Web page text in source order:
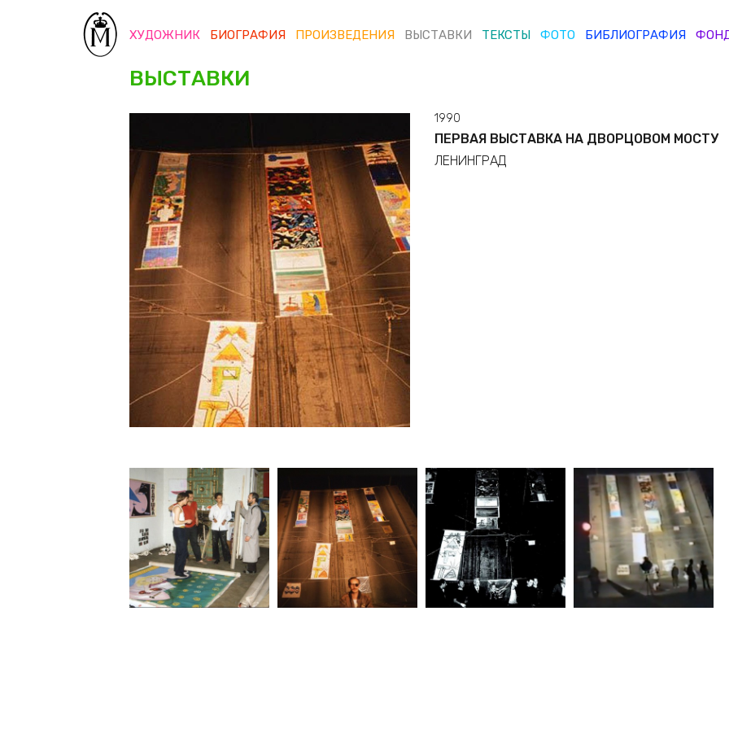
ХУДОЖНИК БИОГРАФИЯ ПРОИЗВЕДЕНИЯ ВЫСТАВКИ ТЕКСТЫ ФОТО БИБЛИОГРАФИЯ
ВЫСТАВКИ
1990
ПЕРВАЯ ВЫСТАВКА НА ДВОРЦОВОМ МОСТУ
ЛЕНИНГРАД